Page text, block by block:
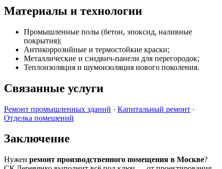
Материалы и технологии
Промышленные полы (бетон, эпоксид, наливные
покрытия);
Антикоррозийные и термостойкие краски;
Металлические и сэндвич-панели для перегородок;
Теплоизоляция и шумоизоляция нового поколения.
Связанные услуги
Ремонт промышленных зданий · Капитальный ремонт ·
Отделка помещений
Заключение
Нужен ремонт производственного помещения в Москве?